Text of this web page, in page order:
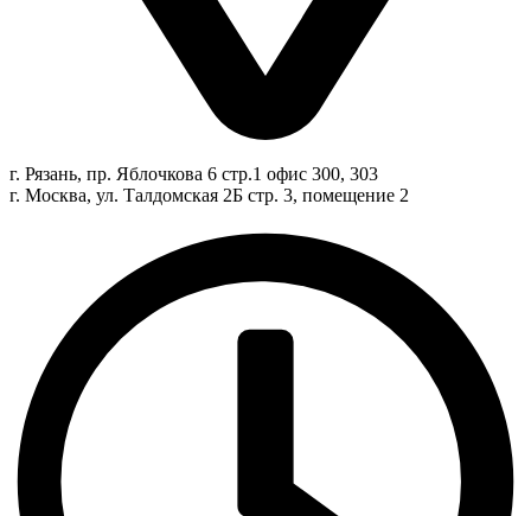
г. Рязань, пр. Яблочкова 6 стр.1 офис 300, 303
г. Москва, ул. Талдомская 2Б стр. 3, помещение 2